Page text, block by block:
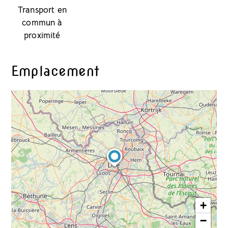
Transport en
commun à
proximité
Emplacement
+
−